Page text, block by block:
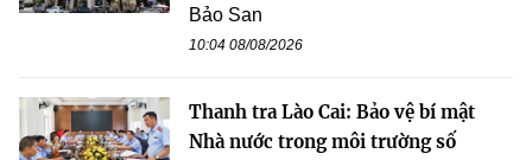
Bảo San
10:04 08/08/2026
Thanh tra Lào Cai: Bảo vệ bí mật
Nhà nước trong môi trường số